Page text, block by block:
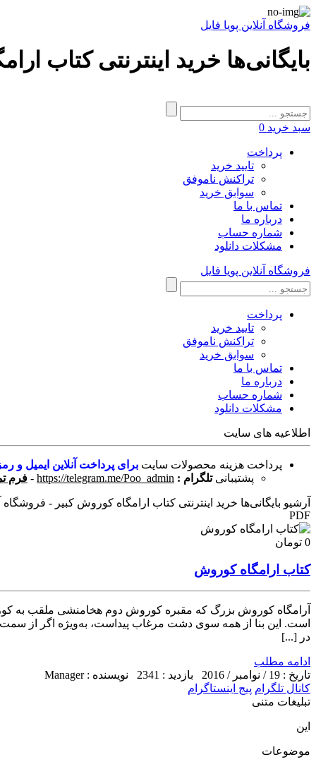
فروشگاه آنلاین پویا فایل
بایگانی‌ها خرید اینترنتی کتاب
سبد خرید 0
پرداخت
تایید خرید
تراکنش ناموفق
سوابق خرید
تماس با ما
درباره ما
شماره حساب
مشکلات دانلود
فروشگاه آنلاین پویا فایل
پرداخت
تایید خرید
تراکنش ناموفق
سوابق خرید
تماس با ما
درباره ما
شماره حساب
مشکلات دانلود
اطلاعیه های سایت
پرداخت هزینه محصولات سایت برای پرداخت آنلاین ایمیل و
پشتیبانی تلگرام : https://telegram.me/Poo_admin
- فرم
آرشیو بایگانی‌ها خرید اینترنتی کتاب ارامگاه کوروش کبیر - فروشگاه
PDF
0 تومان
کتاب ارامگاه کوروش
آرامگاه کوروش بزرگ که مقبره کوروش دوم هخامنشی ملقب به
است. این بنا از همه سوی دشت مرغاب پیداست، به‌ویژه اگر از
در [...]
ادامه مطلب
تاریخ : 19 / نوامبر / 2016
بازدید : 2341
نویسنده : Manager
کانال تلگرام پیج اینستاگرام
تبلیغات متنی
این
موضوعات